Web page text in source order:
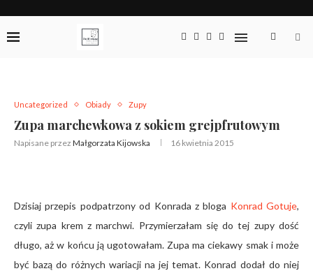
Uncategorized Obiady Zupy
Zupa marchewkowa z sokiem grejpfrutowym
Napisane przez Małgorzata Kijowska 16 kwietnia 2015
Dzisiaj przepis podpatrzony od Konrada z bloga Konrad Gotuje,
czyli zupa krem z marchwi. Przymierzałam się do tej zupy dość
długo, aż w końcu ją ugotowałam. Zupa ma ciekawy smak i może
być bazą do różnych wariacji na jej temat. Konrad dodał do niej